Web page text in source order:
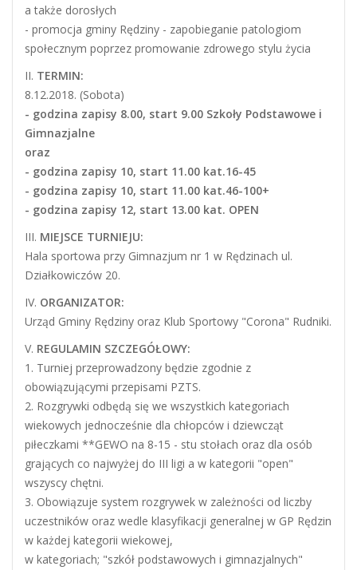
a także dorosłych
- promocja gminy Rędziny - zapobieganie patologiom
społecznym poprzez promowanie zdrowego stylu życia
II. TERMIN:
8.12.2018. (Sobota)
- godzina zapisy 8.00, start 9.00 Szkoły Podstawowe i
Gimnazjalne
oraz
- godzina zapisy 10, start 11.00 kat.16-45
- godzina zapisy 10, start 11.00 kat.46-100+
- godzina zapisy 12, start 13.00 kat. OPEN
III. MIEJSCE TURNIEJU:
Hala sportowa przy Gimnazjum nr 1 w Rędzinach ul.
Działkowiczów 20.
IV. ORGANIZATOR:
Urząd Gminy Rędziny oraz Klub Sportowy "Corona" Rudniki.
V. REGULAMIN SZCZEGÓŁOWY:
1. Turniej przeprowadzony będzie zgodnie z
obowiązującymi przepisami PZTS.
2. Rozgrywki odbędą się we wszystkich kategoriach
wiekowych jednocześnie dla chłopców i dziewcząt
piłeczkami **GEWO na 8-15 - stu stołach oraz dla osób
grających co najwyżej do III ligi a w kategorii "open"
wszyscy chętni.
3. Obowiązuje system rozgrywek w zależności od liczby
uczestników oraz wedle klasyfikacji generalnej w GP Rędzin
w każdej kategorii wiekowej,
w kategoriach; "szkół podstawowych i gimnazjalnych"